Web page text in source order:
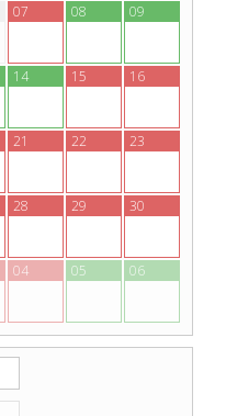
07 08 09
14 15 16
21 22 23
28 29 30
04 05 06